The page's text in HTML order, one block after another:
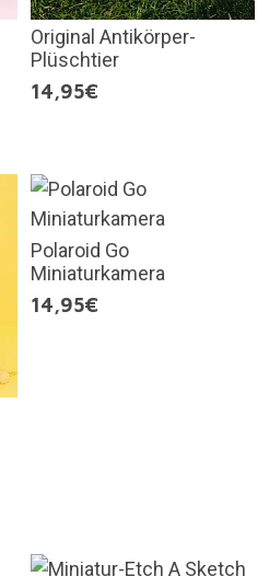
Original Antikörper-
Plüschtier
14,95€
Polaroid Go
Miniaturkamera
14,95€